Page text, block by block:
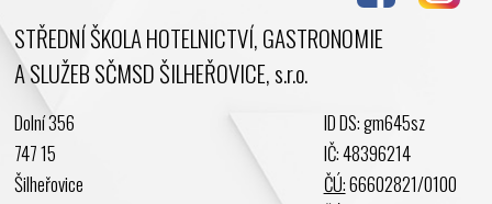
Duben 2024
Březen 2024
Leden 2024
Listopad 2023
STŘEDNÍ ŠKOLA HOTELNICTVÍ, GASTRONOMIE
A SLUŽEB SČMSD ŠILHEŘOVICE, s.r.o.
Dolní 356
747 15
Šilheřovice
ID DS: gm645sz
IČ: 48396214
ČÚ:66602821/0100